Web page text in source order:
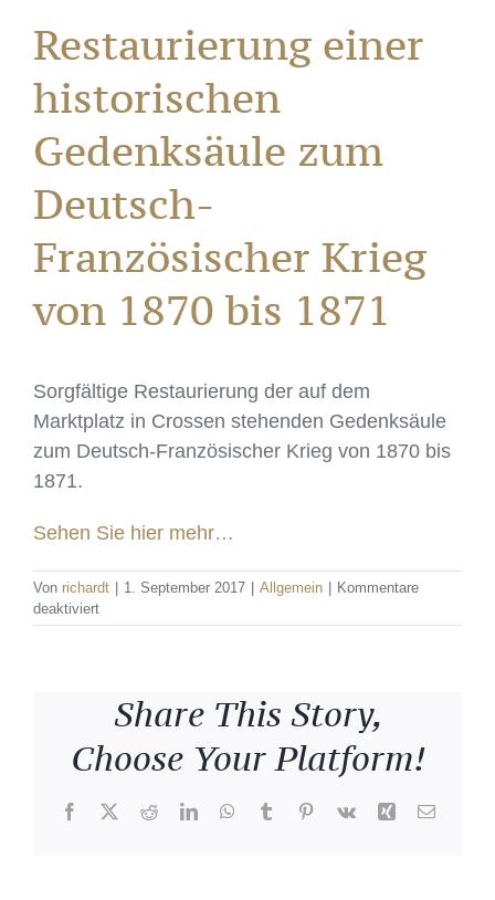
Restaurierung einer
historischen
Gedenksäule zum
Deutsch-
Französischer Krieg
von 1870 bis 1871
Sorgfältige Restaurierung der auf dem
Marktplatz in Crossen stehenden Gedenksäule
zum Deutsch-Französischer Krieg von 1870 bis
1871.
Sehen Sie hier mehr…
Von richardt 1. September 2017 Allgemein
Kommentare
deaktiviertfür
Restaurierung
zum
Französischer
Krieg
1870
Share This Story,
Choose Your Platform!
Facebook
X RedditLinkedInWhatsApp
TumblrPinterest
Vk Xing E-